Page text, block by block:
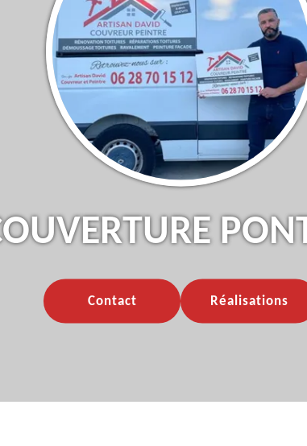
Contact Réalisations